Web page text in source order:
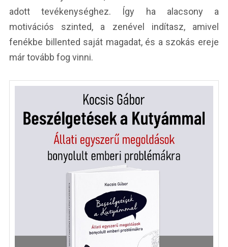
adott tevékenységhez. Így ha alacsony a
motivációs szinted, a zenével indítasz, amivel
fenékbe billented saját magadat, és a szokás ereje
már tovább fog vinni.